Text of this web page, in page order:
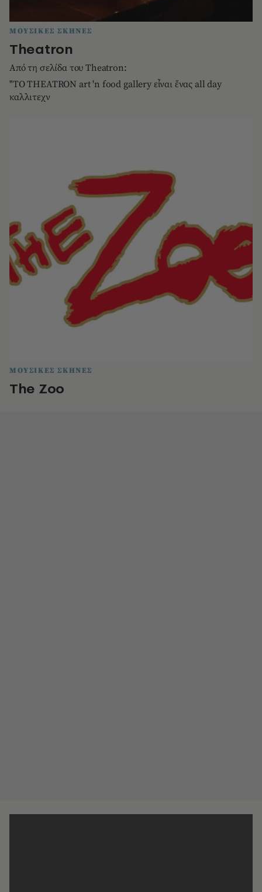
ΜΟΥΣΙΚΕΣ ΣΚΗΝΕΣ
Theatron
Από τη σελίδα του Theatron:
"ΤO THEATRON art 'n food gallery εἶναι ἕνας all day
καλλιτεχν
ΜΟΥΣΙΚΕΣ ΣΚΗΝΕΣ
The Zoo